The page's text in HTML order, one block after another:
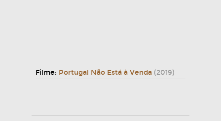
Filme: Portugal Não Está à Venda (2019)